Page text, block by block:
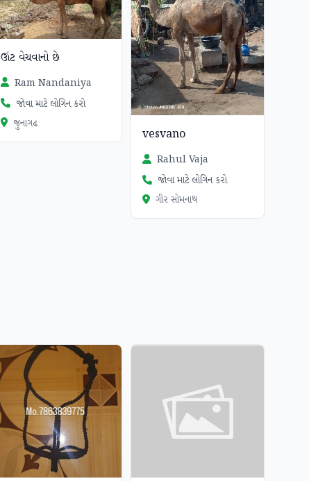
ઊંટ વેચવાનો છે
Ram Nandaniya
જોવા માટે લોગિન કરો
જુનાગઢ
vesvano
Rahul Vaja
જોવા માટે લોગિન કરો
ગીર સોમનાથ